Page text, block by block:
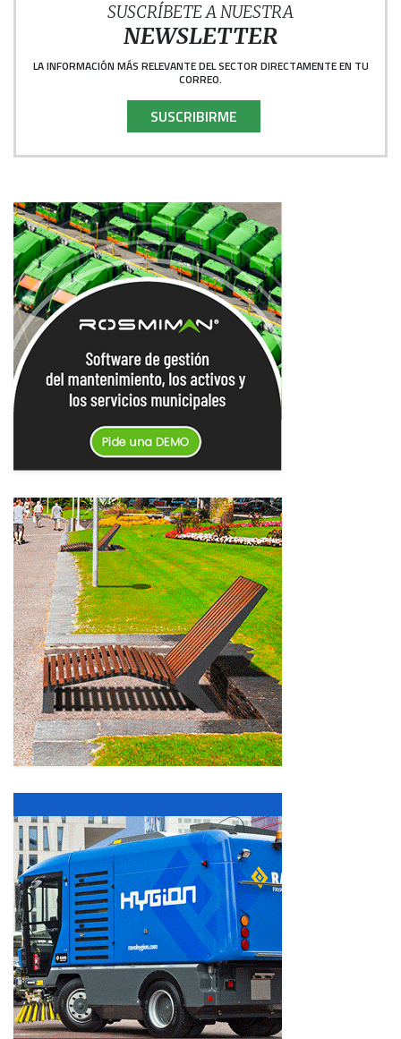
SUSCRÍBETE A NUESTRA
NEWSLETTER
LA INFORMACIÓN MÁS RELEVANTE DEL SECTOR DIRECTAMENTE EN TU
CORREO.
SUSCRIBIRME